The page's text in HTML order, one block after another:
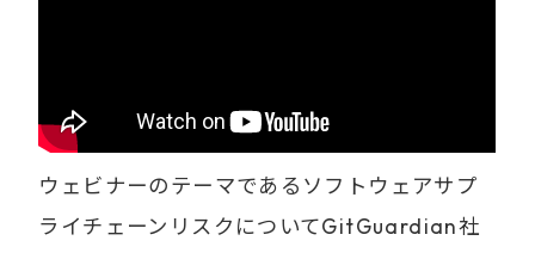
ウェビナーのテーマであるソフトウェアサプ
ライチェーンリスクについてGitGuardian社